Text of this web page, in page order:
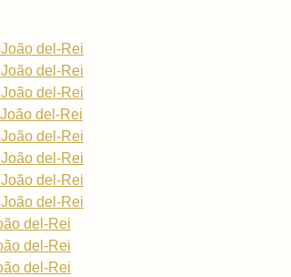
del-Rei
del-Rei
del-Rei
del-Rei
del-Rei
del-Rei
del-Rei
del-Rei
del-Rei
del-Rei
del-Rei